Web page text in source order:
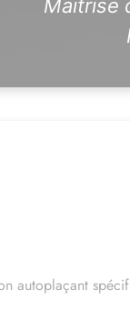
autoplaçant